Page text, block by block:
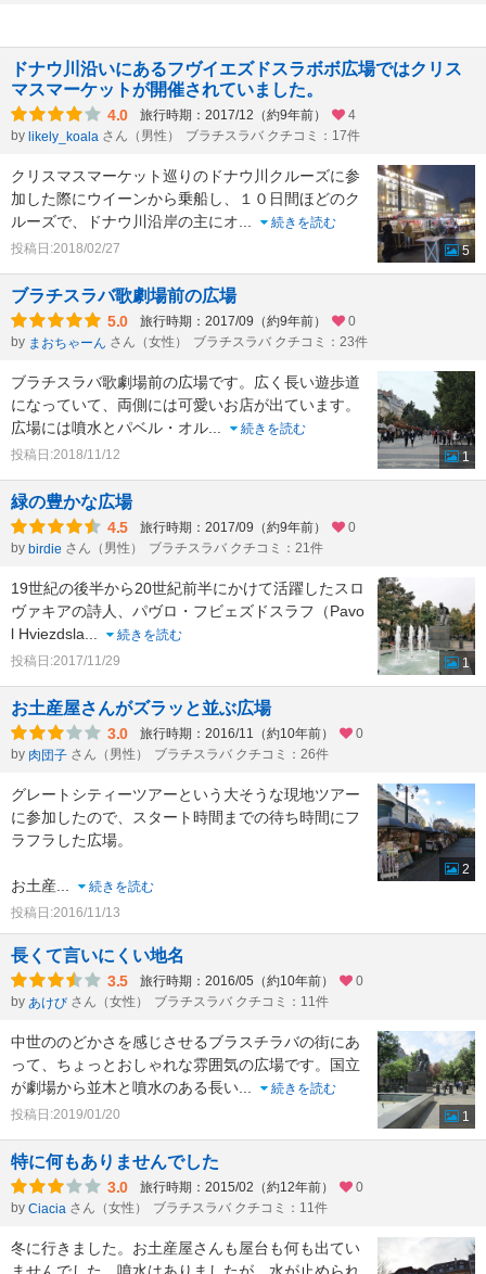
ドナウ川沿いにあるフヴイエズドスラボボ広場ではクリス
マスマーケットが開催されていました。
4.0 旅行時期：2017/12（約9年前）
4
by likely_koala さん（男性） ブラチスラバ クチコミ：17件
クリスマスマーケット巡りのドナウ川クルーズに参
加した際にウイーンから乗船し、１０日間ほどのク
ルーズで、ドナウ川沿岸の主にオ...
続きを読む
投稿日:2018/02/27
5
ブラチスラバ歌劇場前の広場
5.0 旅行時期：2017/09（約9年前）
0
by まおちゃーん さん（女性） ブラチスラバ クチコミ：23件
ブラチスラバ歌劇場前の広場です。広く長い遊歩道
になっていて、両側には可愛いお店が出ています。
広場には噴水とパベル・オル...
続きを読む
投稿日:2018/11/12
1
緑の豊かな広場
4.5 旅行時期：2017/09（約9年前）
0
by birdie さん（男性） ブラチスラバ クチコミ：21件
19世紀の後半から20世紀前半にかけて活躍したスロ
ヴァキアの詩人、パヴロ・フビェズドスラフ（Pavo
l Hviezdsla...
続きを読む
投稿日:2017/11/29
1
お土産屋さんがズラッと並ぶ広場
3.0 旅行時期：2016/11（約10年前）
0
by 肉団子 さん（男性） ブラチスラバ クチコミ：26件
グレートシティーツアーという大そうな現地ツアー
に参加したので、スタート時間までの待ち時間にフ
ラフラした広場。
お土産...
続きを読む
投稿日:2016/11/13
2
長くて言いにくい地名
3.5 旅行時期：2016/05（約10年前）
0
by あけび さん（女性） ブラチスラバ クチコミ：11件
中世ののどかさを感じさせるブラスチラバの街にあ
って、ちょっとおしゃれな雰囲気の広場です。国立
が劇場から並木と噴水のある長い...
続きを読む
投稿日:2019/01/20
1
特に何もありませんでした
3.0 旅行時期：2015/02（約12年前）
0
by Ciacia さん（女性） ブラチスラバ クチコミ：11件
冬に行きました。お土産屋さんも屋台も何も出てい